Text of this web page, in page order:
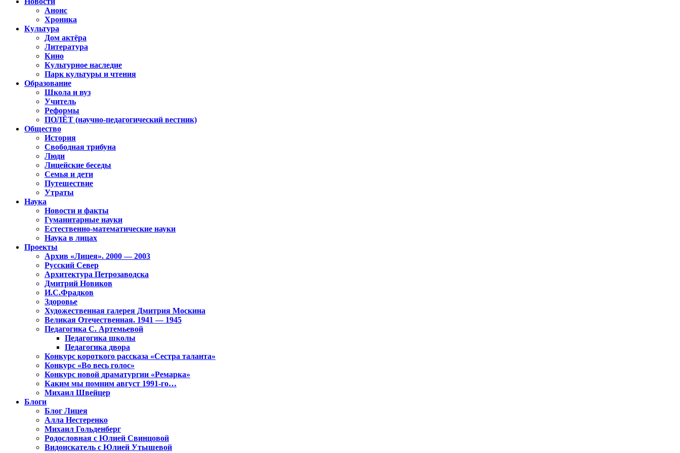
Анонс
Хроника
Культура
Дом актёра
Литература
Кино
Культурное наследие
Парк культуры и чтения
Образование
Школа и вуз
Учитель
Реформы
ПОЛЁТ (научно-педагогический вестник)
Общество
История
Свободная трибуна
Люди
Лицейские беседы
Семья и дети
Путешествие
Утраты
Наука
Новости и факты
Гуманитарные науки
Естественно-математические науки
Наука в лицах
Проекты
Архив «Лицея». 2000 — 2003
Русский Север
Архитектура Петрозаводска
Дмитрий Новиков
И.С.Фрадков
Здоровье
Художественная галерея Дмитрия Москина
Великая Отечественная. 1941 — 1945
Педагогика С. Артемьевой
Педагогика школы
Педагогика двора
Конкурс короткого рассказа «Сестра таланта»
Конкурс «Во весь голос»
Конкурс новой драматургии «Ремарка»
Каким мы помним август 1991-го…
Михаил Швейцер
Блоги
Блог Лицея
Алла Нестеренко
Михаил Гольденберг
Родословная с Юлией Свинцовой
Видоискатель с Юлией Утышевой